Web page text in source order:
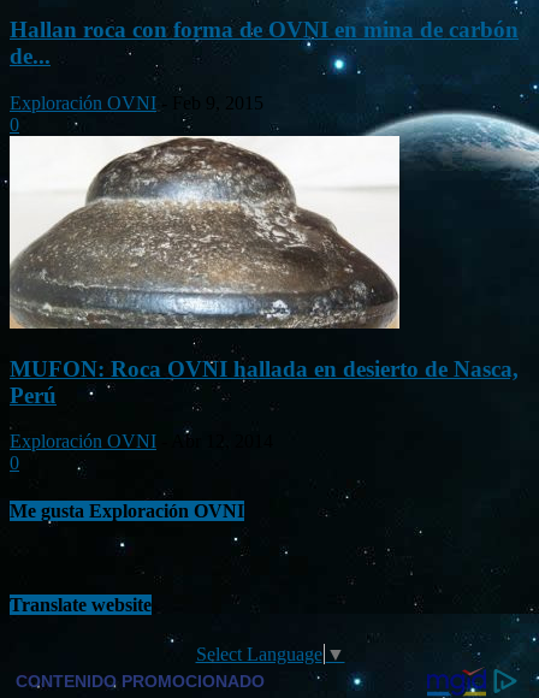
Hallan roca con forma de OVNI en mina de carbón
de...
Exploración OVNI
Feb 9, 2015
0
MUFON: Roca OVNI hallada en desierto de Nasca,
Perú
Exploración OVNI
Abr 12, 2014
0
Me gusta Exploración OVNI
Translate website
Select Language ▼